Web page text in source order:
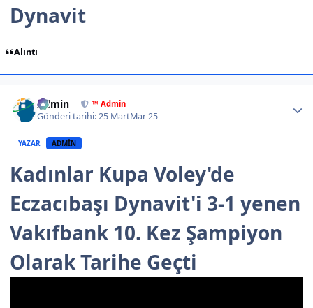
Dynavit
Alıntı
Admin ™ Admin
Gönderi tarihi:25 MartMar 25
YAZAR ADMIN
Kadınlar Kupa Voley'de
Eczacıbaşı Dynavit'i 3-1 yenen
Vakıfbank 10. Kez Şampiyon
Olarak Tarihe Geçti